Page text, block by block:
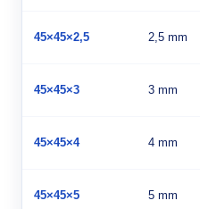
45×45×2,5 2,5 mm
45×45×3 3 mm
45×45×4 4 mm
45×45×5 5 mm